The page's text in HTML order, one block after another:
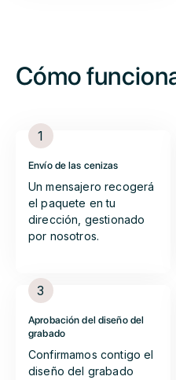
Cómo
1
Envío de las cenizas
Un mensajero recogerá
el paquete en tu
dirección, gestionado
por nosotros.
3
Aprobación del diseño del
grabado
Confirmamos contigo el
diseño del grabado